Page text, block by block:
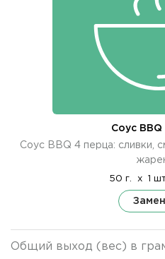
Соус
Соус BBQ 4 перца: сливки,
50 г. x 1
Общий выход (вес) в